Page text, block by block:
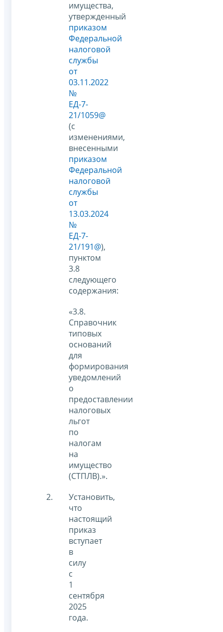
имущества,
утвержденный
приказом
Федеральной
налоговой
службы
от
03.11.2022
№
ЕД-7-
21/1059@
(с
изменениями,
внесенными
приказом
Федеральной
налоговой
службы
от
13.03.2024
№
ЕД-7-
21/191@),
пунктом
3.8
следующего
содержания:
«3.8.
Справочник
типовых
оснований
для
формирования
уведомлений
о
предоставлении
налоговых
льгот
по
налогам
на
имущество
(СТПЛВ).».
Установить,
что
настоящий
приказ
вступает
в
силу
с
1
сентября
2025
года.